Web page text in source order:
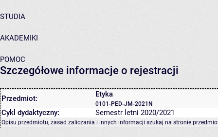
STUDIA
AKADEMIKI
POMOC
Szczegółowe informacje o rejestracji
Przedmiot: Etyka
0101-PED-JM-2021N
Cykl dydaktyczny: Semestr letni 2020/2021
Opisu przedmiotu, zasad zaliczania i innych informacji szukaj na stronie